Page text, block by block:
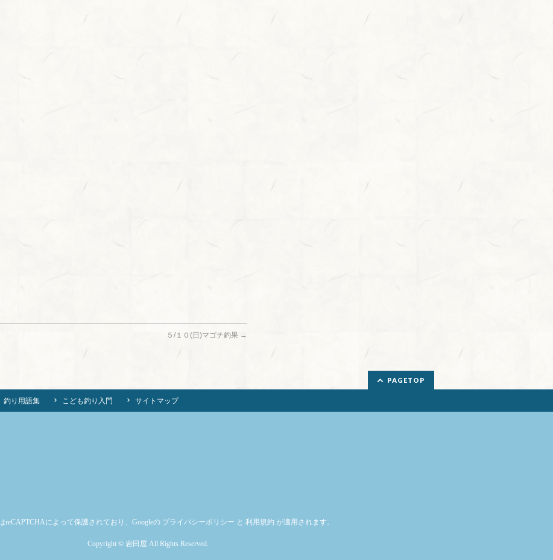
５/１０(日)マゴチ釣果 →
PAGETOP
釣り用語集 こども釣り入門 サイトマップ
reCAPTCHAによって保護されており、Googleの プライバシーポリシー と 利用規約 が適用されます。
Copyright © 岩田屋 All Rights Reserved.